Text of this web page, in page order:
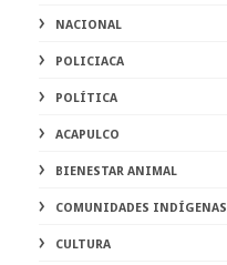
NACIONAL
POLICIACA
POLÍTICA
ACAPULCO
BIENESTAR ANIMAL
COMUNIDADES INDÍGENAS
CULTURA